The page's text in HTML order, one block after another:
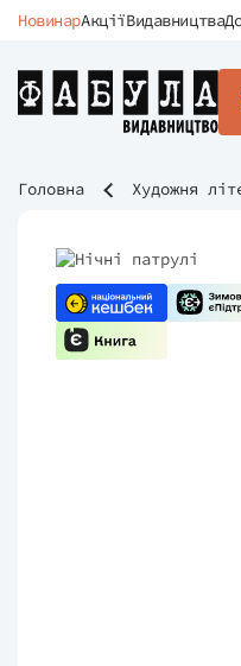
НовинарАкціїВидавництва
Головна Художня